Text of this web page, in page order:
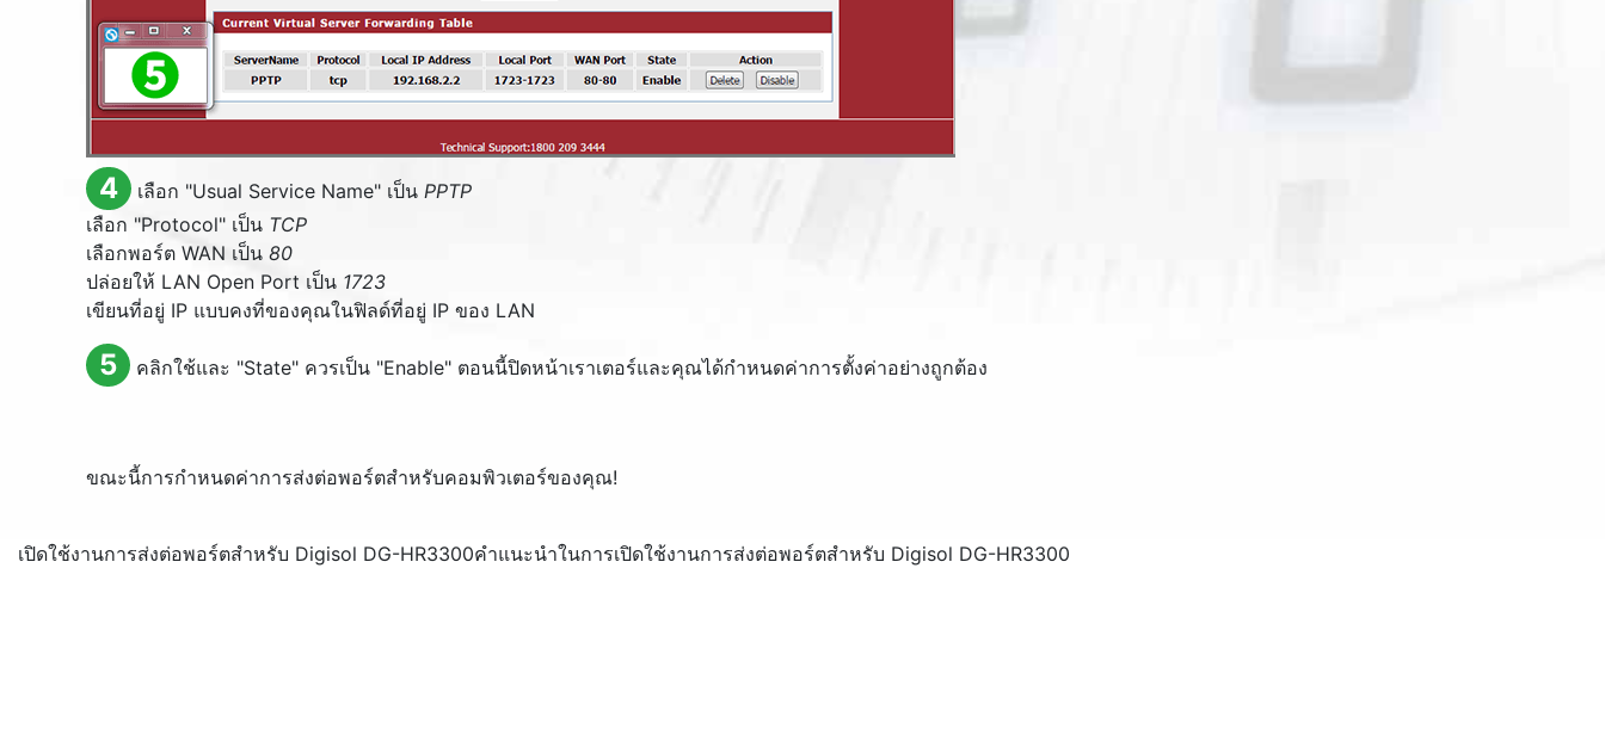
4 เลือก "Usual Service Name" เป็น PPTP
เลือก "Protocol" เป็น TCP
เลือกพอร์ต WAN เป็น 80
ปล่อยให้ LAN Open Port เป็น 1723
เขียนที่อยู่ IP แบบคงที่ของคุณในฟิลด์ที่อยู่ IP ของ LAN
5 คลิกใช้และ "State" ควรเป็น "Enable" ตอนนี้ปิดหน้าเราเตอร์และคุณได้กำหนดค่าการตั้งค่าอย่างถูกต้อง
ขณะนี้การกำหนดค่าการส่งต่อพอร์ตสำหรับคอมพิวเตอร์ของคุณ!
เปิดใช้งานการส่งต่อพอร์ตสำหรับ Digisol DG-HR3300คำแนะนำในการเปิดใช้งานการส่งต่อพอร์ตสำหรับ Digisol DG-HR3300